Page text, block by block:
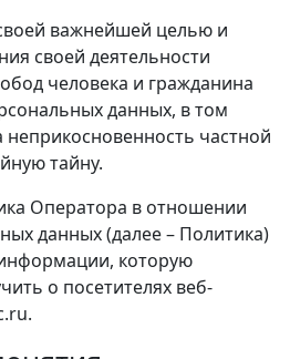
важнейшей целью и
своей деятельности
человека и гражданина
данных, в том
частной
тайну.
Оператора в отношении
данных (далее – Политика)
которую
о посетителях веб-